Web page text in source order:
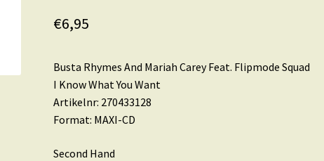
€6,95
Busta Rhymes And Mariah Carey Feat. Flipmode Squad
I Know What You Want
Artikelnr: 270433128
Format: MAXI-CD
Second Hand